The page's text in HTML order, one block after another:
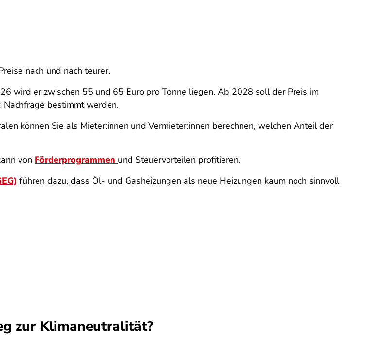
nach und nach teurer.
wird er zwischen 55 und 65 Euro pro Tonne liegen. Ab 2028 soll der Preis im
bestimmt werden.
können Sie als Mieter:innen und Vermieter:innen berechnen, welchen Anteil der
von Förderprogrammen und Steuervorteilen profitieren.
führen dazu, dass Öl- und Gasheizungen als neue Heizungen kaum noch sinnvoll
zur Klimaneutralität?